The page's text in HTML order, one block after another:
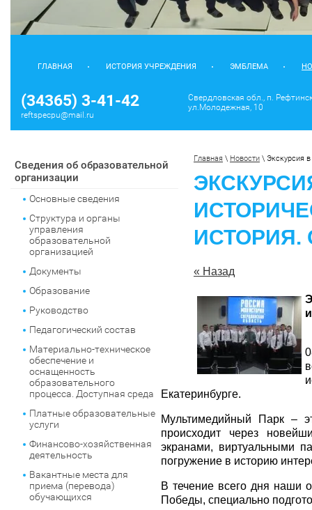
ГЛАВНАЯ ИСТОРИЯ УЧРЕЖДЕНИЯ ЭМБЛЕМА
(34365) 3-41-42
reftspecpu@mail.ru
Свердловская обл., п.
ул.Молодежная, 10
Сведения об образовательной
организации
Основные сведения
Структура и органы
управления
образовательной
организацией
Документы
Образование
Руководство
Педагогический состав
Материально-техническое
обеспечение и
оснащенность
образовательного
процесса. Доступная среда
Платные образовательные
услуги
Финансово-хозяйственная
деятельность
Вакантные места для
приема (перевода)
обучающихся
Главная \ Новости \ Экскурсия
ИСТОРИЯ.
« Назад
Екатеринбурге.
Мультимедийный Парк –
происходит через
экранами, виртуальными
погружение в историю
В течение всего дня наши
Победы, специально